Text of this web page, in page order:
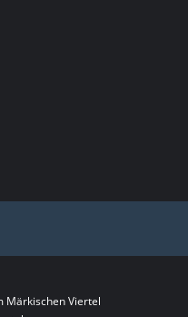
Märkischen Viertel